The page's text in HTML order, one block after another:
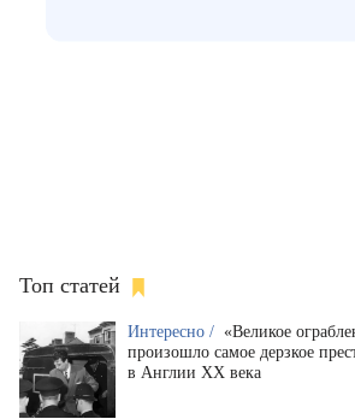
Топ статей
Интересно / «Великое
произошло самое дерзкое
в Англии XX века